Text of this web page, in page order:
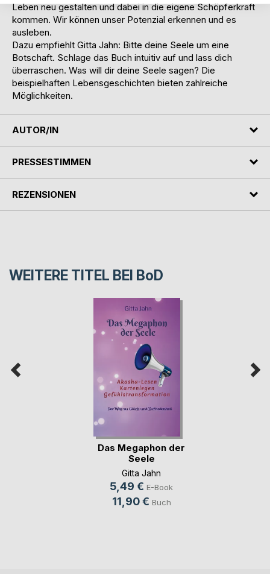
Leben neu gestalten und dabei in die eigene Schöpferkraft
kommen. Wir können unser Potenzial erkennen und es
ausleben.
Dazu empfiehlt Gitta Jahn: Bitte deine Seele um eine
Botschaft. Schlage das Buch intuitiv auf und lass dich
überraschen. Was will dir deine Seele sagen? Die
beispielhaften Lebensgeschichten bieten zahlreiche
Möglichkeiten.
AUTOR/IN
PRESSESTIMMEN
REZENSIONEN
WEITERE TITEL BEI BoD
Das Megaphon der
Seele
Gitta Jahn
5,49 € E-Book
11,90 € Buch